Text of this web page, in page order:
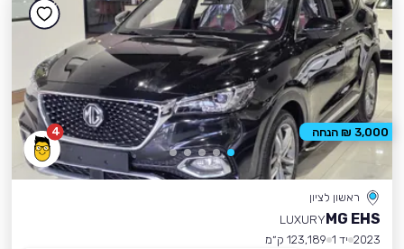
4
ראשון לציון
MG EHS
LUXURY
2023 יד 1
123,189 ק״מ
3,000 ₪ הנחה